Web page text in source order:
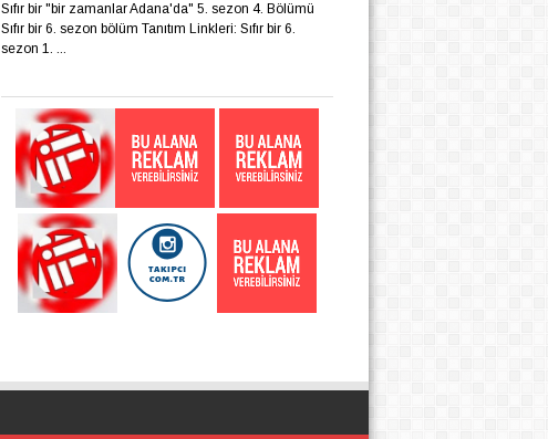
Sıfır bir "bir zamanlar Adana'da" 5. sezon 4. Bölümü
Sıfır bir 6. sezon bölüm Tanıtım Linkleri: Sıfır bir 6.
sezon 1. ...